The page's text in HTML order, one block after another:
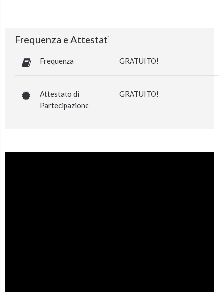
Frequenza e Attestati
Frequenza GRATUITO!
Attestato di
Partecipazione
GRATUITO!